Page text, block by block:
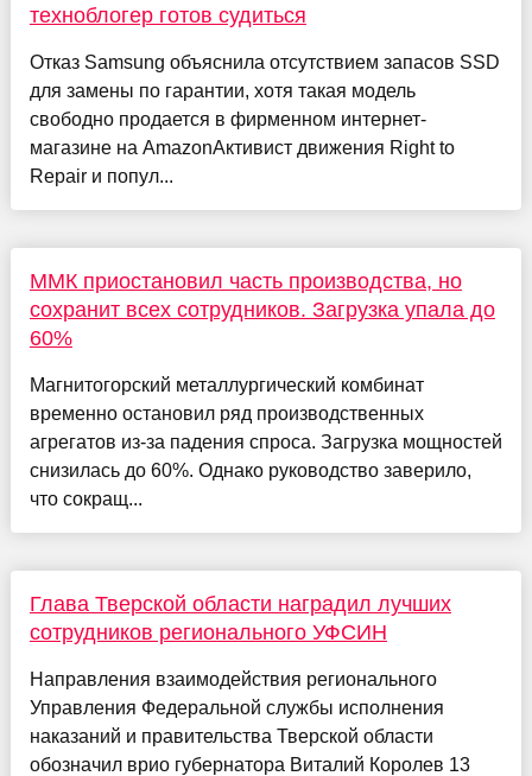
техноблогер готов судиться
Отказ Samsung объяснила отсутствием запасов SSD
для замены по гарантии, хотя такая модель
свободно продается в фирменном интернет-
магазине на AmazonАктивист движения Right to
Repair и попул...
ММК приостановил часть производства, но
сохранит всех сотрудников. Загрузка упала до
60%
Магнитогорский металлургический комбинат
временно остановил ряд производственных
агрегатов из-за падения спроса. Загрузка мощностей
снизилась до 60%. Однако руководство заверило,
что сокращ...
Глава Тверской области наградил лучших
сотрудников регионального УФСИН
Направления взаимодействия регионального
Управления Федеральной службы исполнения
наказаний и правительства Тверской области
обозначил врио губернатора Виталий Королев 13